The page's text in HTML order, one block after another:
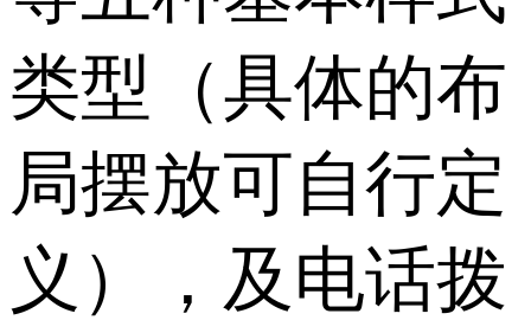
类型（具体的布
局摆放可自行定
义），及电话拨